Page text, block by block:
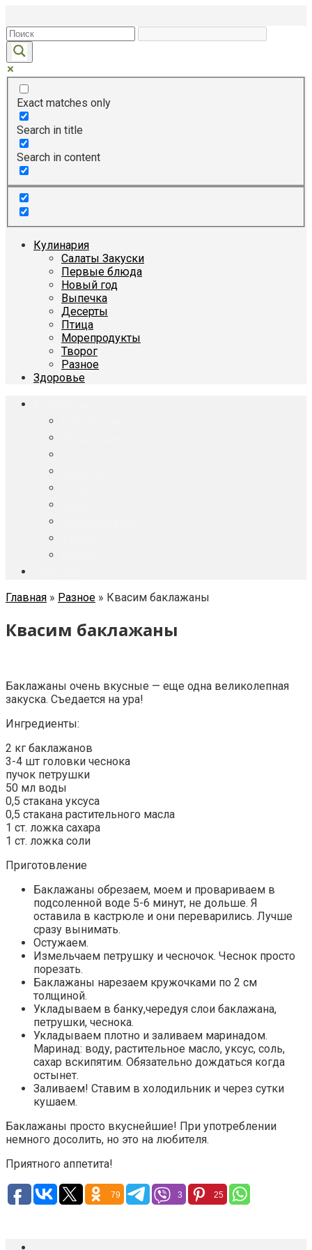
к
контенту
Exact matches only
Search in title
Search in content
Кулинария
Салаты Закуски
Первые блюда
Новый год
Выпечка
Десерты
Птица
Морепродукты
Творог
Разное
Здоровье
Главная » Разное » Квасим баклажаны
Квасим баклажаны
Баклажаны очень вкусные — еще одна великолепная
закуска. Съедается на ура!
Ингредиенты:
2 кг баклажанов
3-4 шт головки чеснока
пучок петрушки
50 мл воды
0,5 стакана уксуса
0,5 стакана растительного масла
1 ст. ложка сахара
1 ст. ложка соли
Приготовление
Баклажаны обрезаем, моем и провариваем в
подсоленной воде 5-6 минут, не дольше. Я
оставила в кастрюле и они переварились. Лучше
сразу вынимать.
Остужаем.
Измельчаем петрушку и чесночок. Чеснок просто
порезать.
Баклажаны нарезаем кружочками по 2 см
толщиной.
Укладываем в банку,чередуя слои баклажана,
петрушки, чеснока.
Укладываем плотно и заливаем маринадом.
Маринад: воду, растительное масло, уксус, соль,
сахар вскипятим. Обязательно дождаться когда
остынет.
Заливаем! Ставим в холодильник и через сутки
кушаем.
Баклажаны просто вкуснейшие! При употреблении
немного досолить, но это на любителя.
Приятного аппетита!
79 3 25